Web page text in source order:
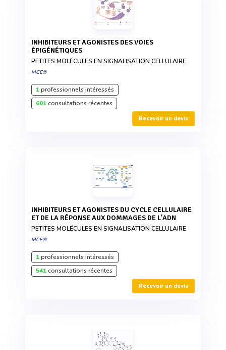
INHIBITEURS ET AGONISTES DES VOIES
ÉPIGÉNÉTIQUES
PETITES MOLÉCULES EN SIGNALISATION CELLULAIRE
MCE®
1professionnels intéressés
601consultations récentes
Recevoir un devis
INHIBITEURS ET AGONISTES DU CYCLE CELLULAIRE
ET DE LA RÉPONSE AUX DOMMAGES DE L'ADN
PETITES MOLÉCULES EN SIGNALISATION CELLULAIRE
MCE®
1professionnels intéressés
541consultations récentes
Recevoir un devis